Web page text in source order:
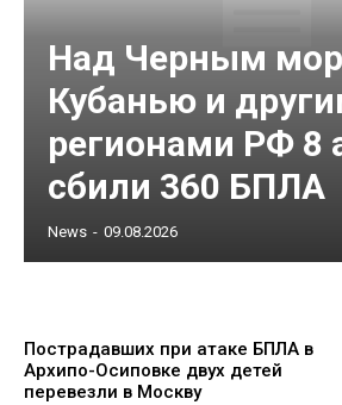
Над Черным
Кубанью и
регионами РФ 8
сбили 360 БПЛА
News - 09.08.2026
Пострадавших при атаке БПЛА в
Архипо-Осиповке двух детей
перевезли в Москву